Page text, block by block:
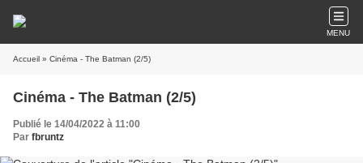
MENU
Accueil » Cinéma - The Batman (2/5)
Cinéma - The Batman (2/5)
Publié le 14/04/2022 à 11:00
Par fbruntz